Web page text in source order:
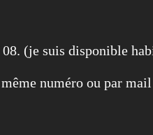
(je suis disponible
numéro ou par